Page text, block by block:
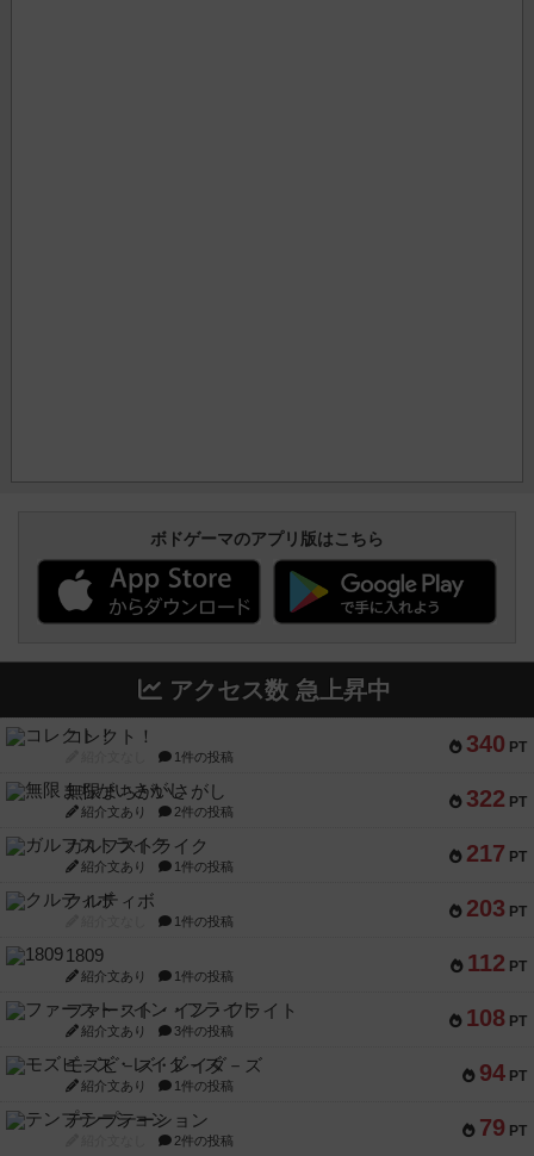
ボドゲーマのアプリ版はこちら
アクセス数 急上昇中
340 PT
コレクト！
1件の投稿
322 PT
無限まちがいさがし
紹介文あり 2件の投稿
217 PT
ガルフストライク
紹介文あり 1件の投稿
203 PT
クルティボ
1件の投稿
112 PT
1809
紹介文あり 1件の投稿
108 PT
ファースト・イン・フライト
紹介文あり 3件の投稿
94 PT
モズビ－ズ・レイダ－ズ
紹介文あり 1件の投稿
79 PT
テンプテーション
2件の投稿